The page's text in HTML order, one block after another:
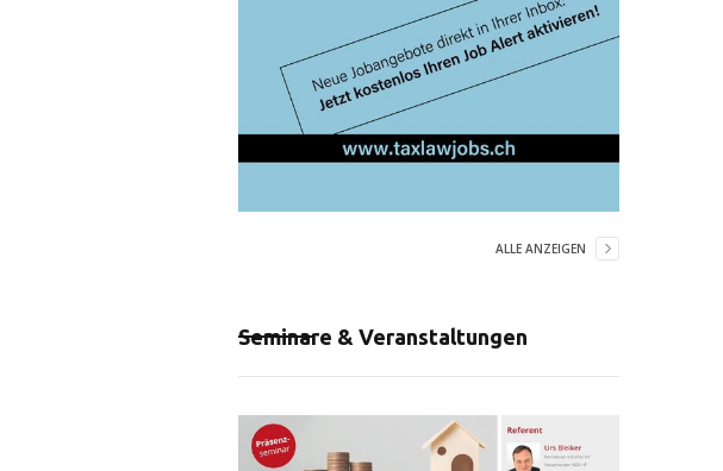
ALLE ANZEIGEN
Seminare & Veranstaltungen